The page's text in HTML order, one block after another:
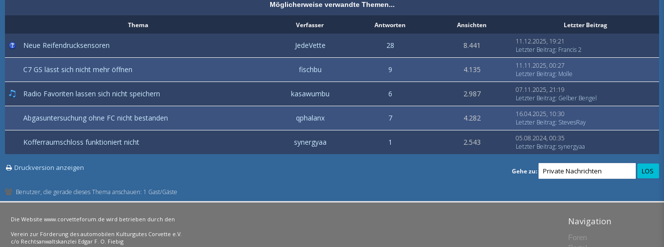
Möglicherweise verwandte Themen...
Thema Verfasser Antworten Ansichten Letzter Beitrag
Neue Reifendrucksensoren JedeVette 28 8.441
11.12.2025, 19:21
Letzter Beitrag: Francis 2
C7 GS lässt sich nicht mehr öffnen fischbu 9 4.135
11.11.2025, 00:27
Letzter Beitrag: Molle
Radio Favoriten lassen sich nicht speichern kasawumbu 6 2.987
07.11.2025, 21:19
Letzter Beitrag: Gelber Bengel
Abgasuntersuchung ohne FC nicht bestanden qphalanx 7 4.282
16.04.2025, 10:30
Letzter Beitrag: StevesRay
Kofferraumschloss funktioniert nicht synergyaa 1 2.543
05.08.2024, 00:35
Letzter Beitrag: synergyaa
Druckversion anzeigen Gehe zu:
Benutzer, die gerade dieses Thema anschauen: 1 Gast/Gäste
Navigation
Foren
Die Website www.corvetteforum.de wird betrieben durch den
Verein zur Förderung des automobilen Kulturgutes Corvette e.V.
c/o Rechtsanwaltskanzlei Edgar F. O. Fiebig